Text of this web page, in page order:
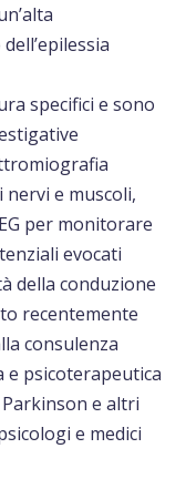
specifici e sono
nervi e muscoli,
per monitorare
evocati
della conduzione
recentemente
consulenza
e psicoterapeutica
e altri
e medici